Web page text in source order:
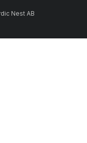
Nest AB